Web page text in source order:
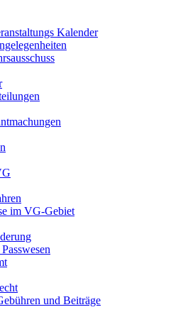
Kalender
im VG-Gebiet
und Beiträge